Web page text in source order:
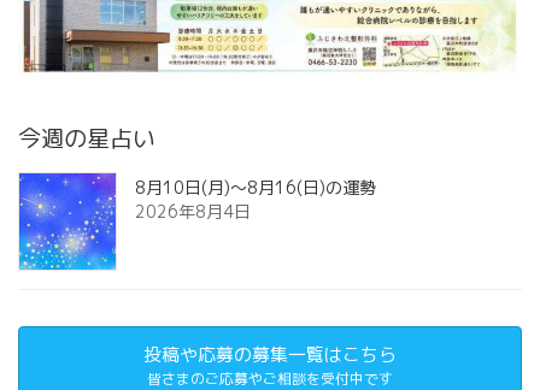
今週の星占い
8月10日(月)～8月16(日)の運勢
2026年8月4日
投稿や応募の募集一覧はこちら
皆さまのご応募やご相談を受付中です